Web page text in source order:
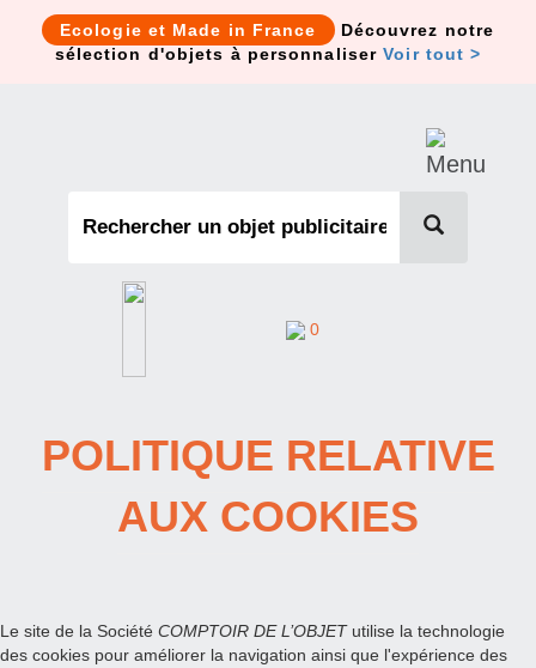
Ecologie et Made in France
Découvrez notre
sélection d'objets à personnaliserVoir tout >
0
POLITIQUE RELATIVE
AUX COOKIES
Le site de la Société COMPTOIR DE L’OBJET utilise la technologie
des cookies pour améliorer la navigation ainsi que l'expérience des
Cookies management panel